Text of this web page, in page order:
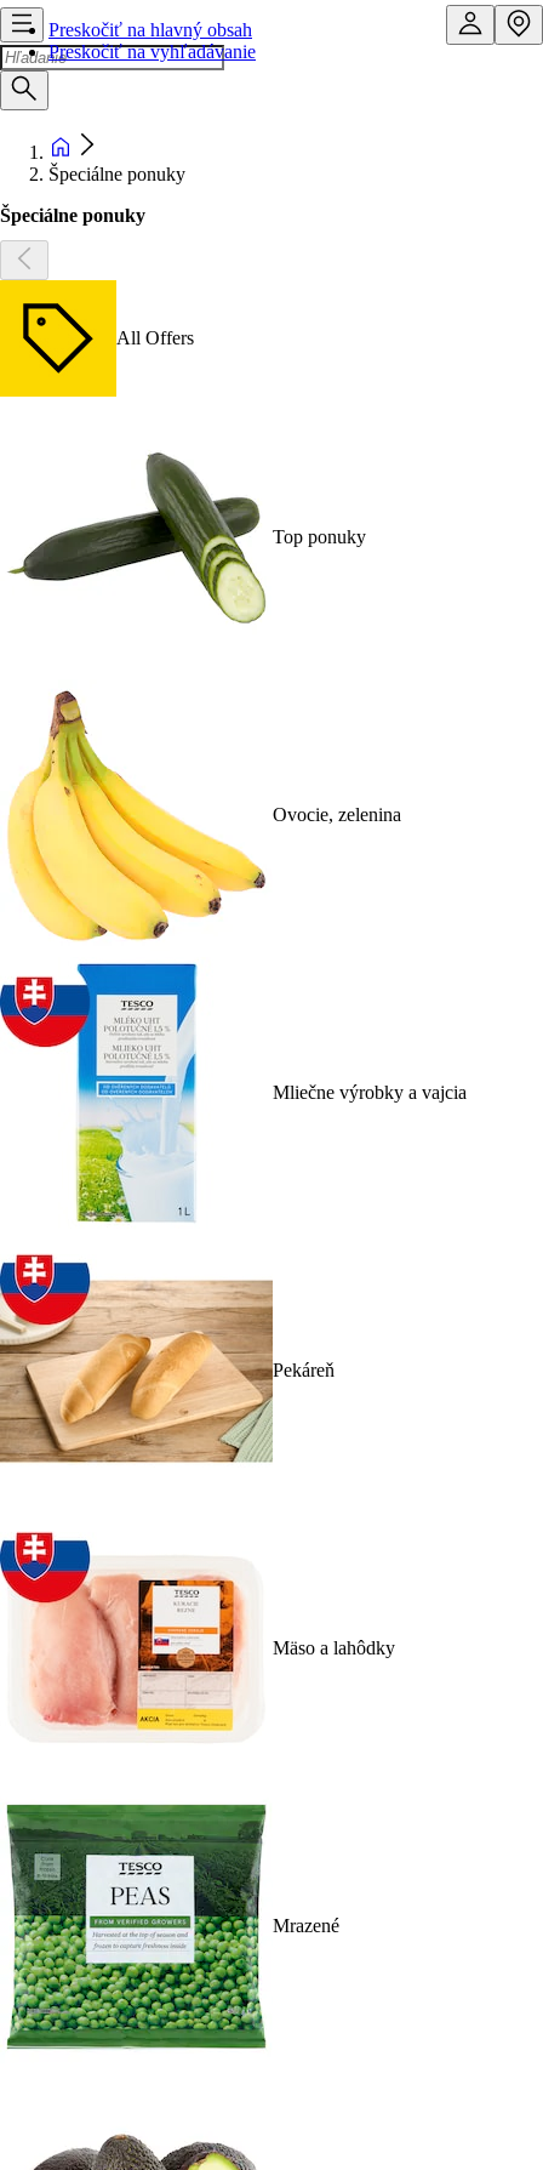
Preskočiť na hlavný obsah
Preskočiť na vyhľadávanie
Špeciálne ponuky
Špeciálne ponuky
All Offers
Top ponuky
Ovocie, zelenina
Mliečne výrobky a vajcia
Pekáreň
Mäso a lahôdky
Mrazené